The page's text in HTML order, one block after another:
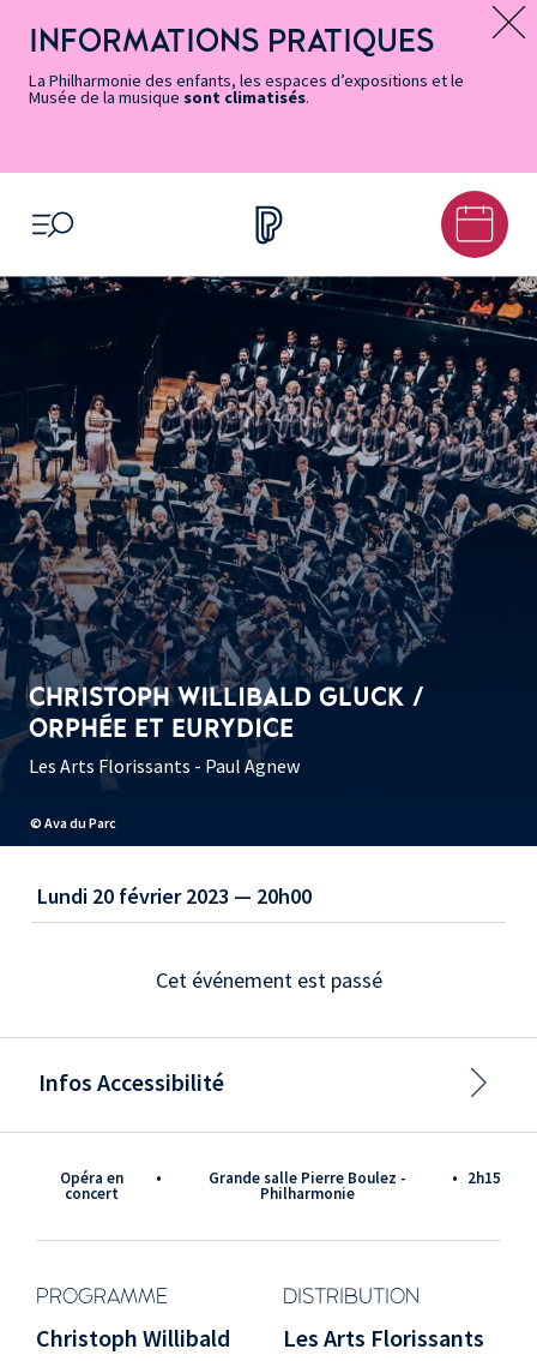
page
Accessibilité
accès
rapides
principal
contenu
principal
page
Message d’information
INFORMATIONS PRATIQUES
La Philharmonie des enfants, les espaces d’expositions et le
Musée de la musique sont climatisés.
OUVRIR LE MENU
© Ava du Parc
CHRISTOPH WILLIBALD GLUCK /
ORPHÉE ET EURYDICE
Les Arts Florissants - Paul Agnew
Opéra en
concert
• Grande salle Pierre Boulez -
Philharmonie
• 2h15
PROGRAMME DISTRIBUTION
Christoph Willibald
Les Arts Florissants
Lundi 20 février 2023 — 20h00
Cet événement est passé
Infos Accessibilité